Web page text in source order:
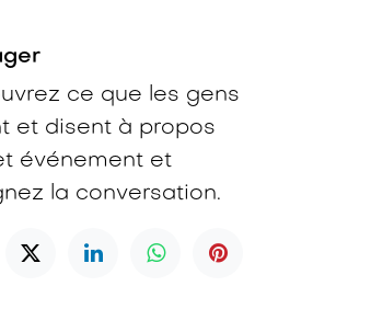
ce que les gens
et disent à propos
événement et
la conversation.